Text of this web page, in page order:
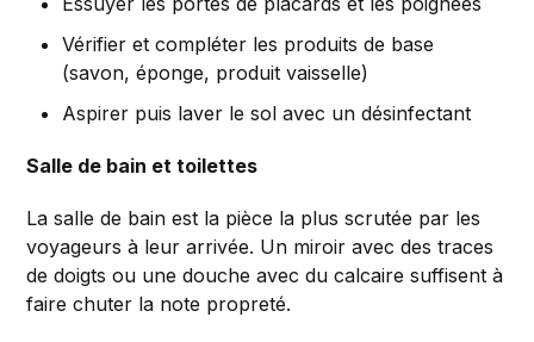
Vérifier et compléter les produits de base
(savon, éponge, produit vaisselle)
Aspirer puis laver le sol avec un désinfectant
Salle de bain et toilettes
La salle de bain est la pièce la plus scrutée par les
voyageurs à leur arrivée. Un miroir avec des traces
de doigts ou une douche avec du calcaire suffisent à
faire chuter la note propreté.